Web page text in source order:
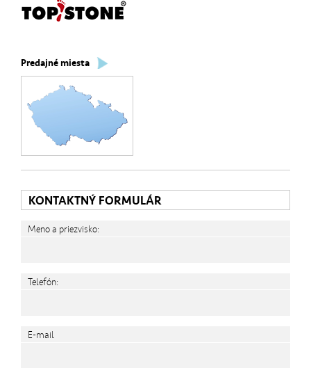
Predajné miesta
KONTAKTNÝ FORMULÁR
Meno a priezvisko:
Telefón:
E-mail